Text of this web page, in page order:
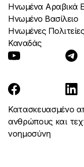
Ηνωμένα Αραβικά
Ηνωμένο Βασίλειο
Ηνωμένες
Καναδάς
Κατασκευασμένο
ανθρώπους και
νοημοσύνη